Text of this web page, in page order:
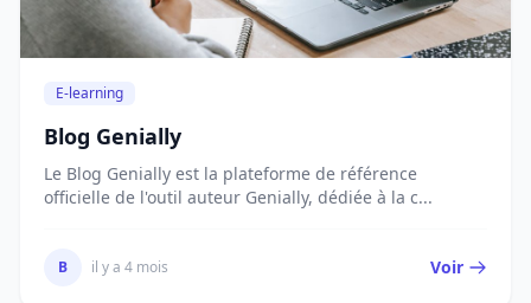
E-learning
Blog Genially
Le Blog Genially est la plateforme de référence
officielle de l'outil auteur Genially, dédiée à la c...
B il y a 4 mois Voir